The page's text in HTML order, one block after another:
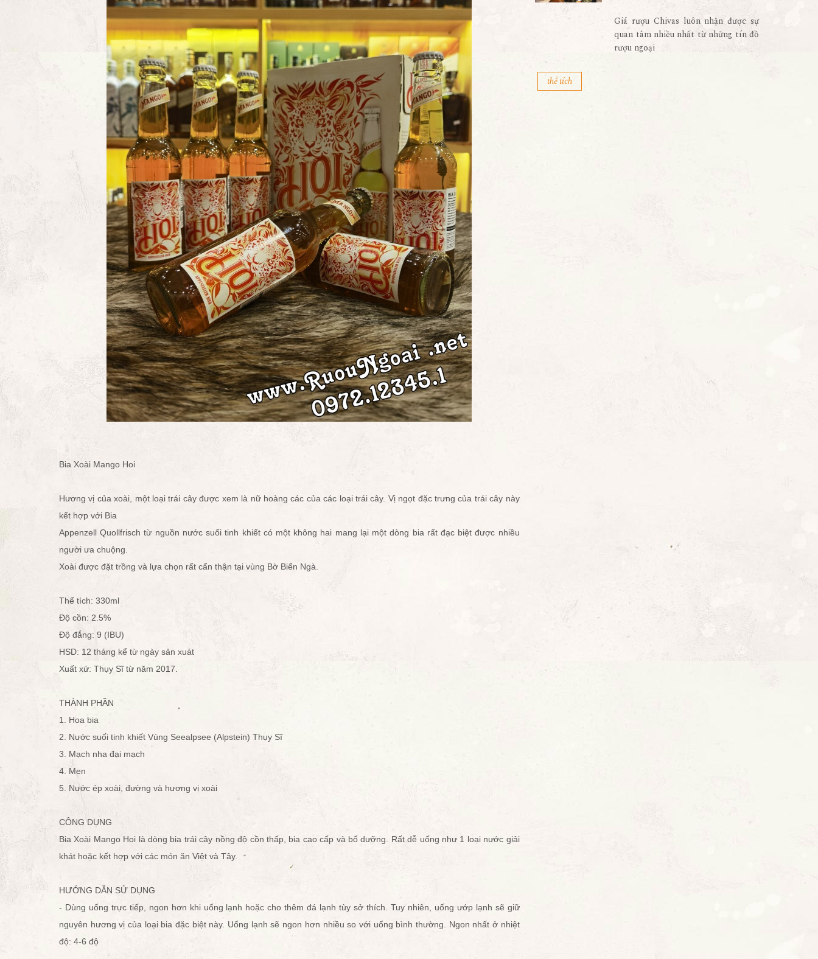
Bia Xoài Mango Hoi
Hương vị của xoài, một loại trái cây được xem là nữ hoàng các của các loại trái cây. Vị ngọt đặc trưng của trái cây này
kết hợp với Bia
Appenzell Quollfrisch từ nguồn nước suối tinh khiết có một không hai mang lại một dòng bia rất đạc biệt được nhiều
người ưa chuộng.
Xoài được đặt trồng và lựa chọn rất cẩn thận tại vùng Bờ Biển Ngà.
Thể tích: 330ml
Độ cồn: 2.5%
Độ đắng: 9 (IBU)
HSD: 12 tháng kể từ ngày sản xuát
Xuất xứ: Thụy Sĩ từ năm 2017.
THÀNH PHẦN
1. Hoa bia
2. Nước suối tinh khiết Vùng Seealpsee (Alpstein) Thụy Sĩ
3. Mạch nha đại mạch
4. Men
5. Nước ép xoài, đường và hương vị xoài
CÔNG DỤNG
Bia Xoài Mango Hoi là dòng bia trái cây nồng độ cồn thấp, bia cao cấp và bổ dưỡng. Rất dễ uống như 1 loại nước giải
khát hoặc kết hợp với các món ăn Việt và Tây.
HƯỚNG DẪN SỬ DỤNG
- Dùng uống trực tiếp, ngon hơn khi uống lạnh hoặc cho thêm đá lạnh tùy sở thích. Tuy nhiên, uống ướp lạnh sẽ giữ
nguyên hương vị của loại bia đặc biệt này. Uống lạnh sẽ ngon hơn nhiều so với uống bình thường. Ngon nhất ở nhiệt
độ: 4-6 độ
Giá rượu Chivas luôn nhận được sự
quan tâm nhiều nhất từ những tín đồ
rượu ngoại
thể tích